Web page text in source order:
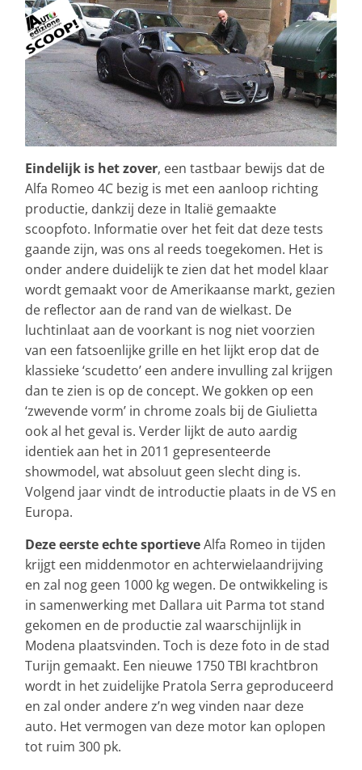
Eindelijk is het zover, een tastbaar bewijs dat de
Alfa Romeo 4C bezig is met een aanloop richting
productie, dankzij deze in Italië gemaakte
scoopfoto. Informatie over het feit dat deze tests
gaande zijn, was ons al reeds toegekomen. Het is
onder andere duidelijk te zien dat het model klaar
wordt gemaakt voor de Amerikaanse markt, gezien
de reflector aan de rand van de wielkast. De
luchtinlaat aan de voorkant is nog niet voorzien
van een fatsoenlijke grille en het lijkt erop dat de
klassieke ‘scudetto’ een andere invulling zal krijgen
dan te zien is op de concept. We gokken op een
‘zwevende vorm’ in chrome zoals bij de Giulietta
ook al het geval is. Verder lijkt de auto aardig
identiek aan het in 2011 gepresenteerde
showmodel, wat absoluut geen slecht ding is.
Volgend jaar vindt de introductie plaats in de VS en
Europa.
Deze eerste echte sportieveAlfa Romeo in tijden
krijgt een middenmotor en achterwielaandrijving
en zal nog geen 1000 kg wegen. De ontwikkeling is
in samenwerking met Dallara uit Parma tot stand
gekomen en de productie zal waarschijnlijk in
Modena plaatsvinden. Toch is deze foto in de stad
Turijn gemaakt. Een nieuwe 1750 TBI krachtbron
wordt in het zuidelijke Pratola Serra geproduceerd
en zal onder andere z’n weg vinden naar deze
auto. Het vermogen van deze motor kan oplopen
tot ruim 300 pk.